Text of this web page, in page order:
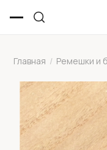
Главная / Ремешки и